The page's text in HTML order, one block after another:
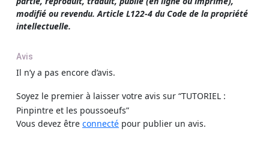
modifié ou revendu. Article L122-4 du Code de la propriété
intellectuelle.
Avis
Il n’y a pas encore d’avis.
Soyez le premier à laisser votre avis sur “TUTORIEL :
Pinpintre et les poussoeufs”
Vous devez être connecté pour publier un avis.